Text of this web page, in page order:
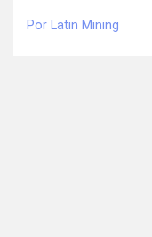
Por Latin Mining